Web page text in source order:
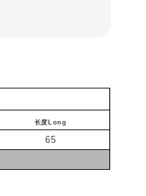
长度Long
65